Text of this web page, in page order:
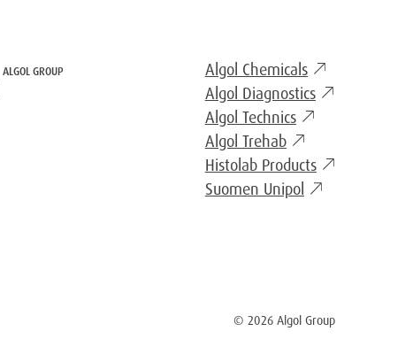
ALGOL GROUP
Algol Chemicals
Algol Diagnostics
Algol Technics
Algol Trehab
Histolab Products
Suomen Unipol
© 2026 Algol Group